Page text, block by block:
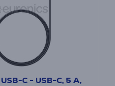
C - USB-C, 5 А,